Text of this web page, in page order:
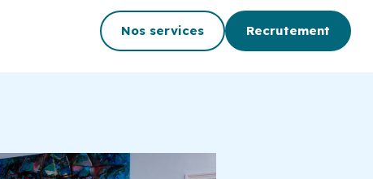
Nos services Recrutement